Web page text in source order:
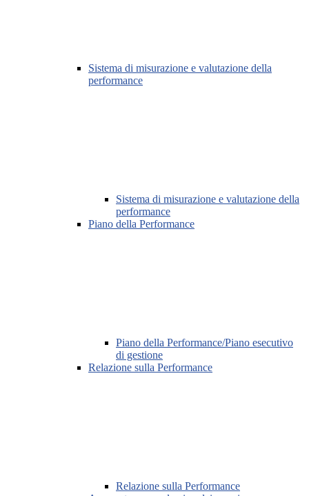
Sistema di misurazione e valutazione della
performance
Sistema di misurazione e valutazione della
performance
Piano della Performance
Piano della Performance/Piano esecutivo
di gestione
Relazione sulla Performance
Relazione sulla Performance